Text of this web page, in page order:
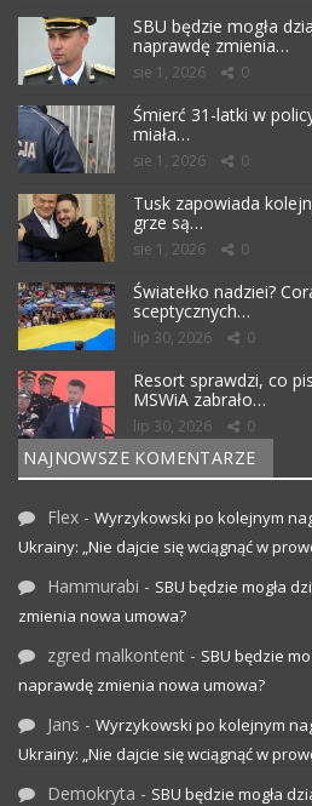
SBU będzie mogła
naprawdę zmienia…
sie 1, 2026 0
Śmierć 31-latki w
miała…
sie 1, 2026 0
Tusk zapowiada
grze są…
sie 1, 2026 0
Światełko nadziei?
sceptycznych…
lip 30, 2026 0
Resort sprawdzi, co
MSWiA zabrało…
lip 30, 2026 0
NAJNOWSZE KOMENTARZE
Flex - Wyrzykowski po kolejnym
Ukrainy: „Nie dajcie się wciągnąć w
Hammurabi - SBU będzie mogła
zmienia nowa umowa?
zgred malkontent - SBU będzie
naprawdę zmienia nowa umowa?
Jans - Wyrzykowski po kolejnym
Ukrainy: „Nie dajcie się wciągnąć w
Demokryta - SBU będzie mogła